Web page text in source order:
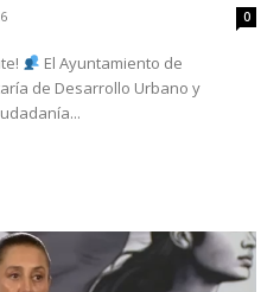
0
de Desarrollo Urbano y